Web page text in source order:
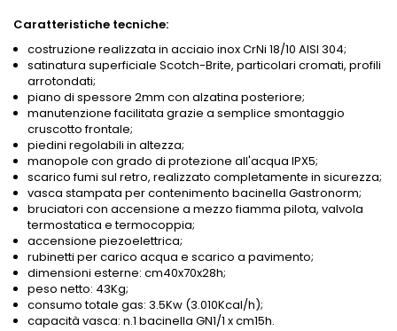
Caratteristiche tecniche:
costruzione realizzata in acciaio inox CrNi 18/10 AISI 304;
satinatura superficiale Scotch-Brite, particolari cromati, profili
arrotondati;
piano di spessore 2mm con alzatina posteriore;
manutenzione facilitata grazie a semplice smontaggio
cruscotto frontale;
piedini regolabili in altezza;
manopole con grado di protezione all'acqua IPX5;
scarico fumi sul retro, realizzato completamente in sicurezza;
vasca stampata per contenimento bacinella Gastronorm;
bruciatori con accensione a mezzo fiamma pilota, valvola
termostatica e termocoppia;
accensione piezoelettrica;
rubinetti per carico acqua e scarico a pavimento;
dimensioni esterne: cm40x70x28h;
peso netto: 43Kg;
consumo totale gas: 3.5Kw (3.010Kcal/h);
capacità vasca: n.1 bacinella GN1/1 x cm15h.